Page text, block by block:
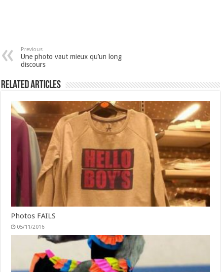
Previous
Une photo vaut mieux qu’un long
discours
Related Articles
Photos FAILS
05/11/2016